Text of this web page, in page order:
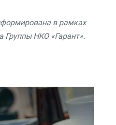
в рамках
Группы НКО «Гарант».